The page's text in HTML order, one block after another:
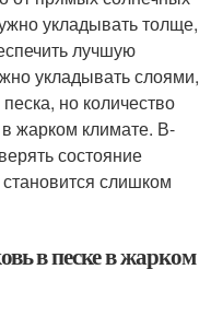
укладывать толще,
лучшую
укладывать слоями,
но количество
жарком климате. В-
состояние
слишком
в песке в жарком